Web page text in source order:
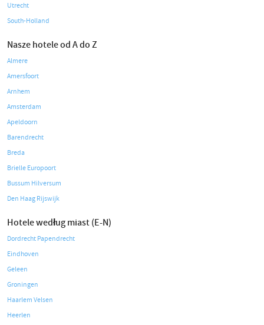
Utrecht
South-Holland
Nasze hotele od A do Z
Almere
Amersfoort
Arnhem
Amsterdam
Apeldoorn
Barendrecht
Breda
Brielle Europoort
Bussum Hilversum
Den Haag Rijswijk
Hotele według miast (E-N)
Dordrecht Papendrecht
Eindhoven
Geleen
Groningen
Haarlem Velsen
Heerlen